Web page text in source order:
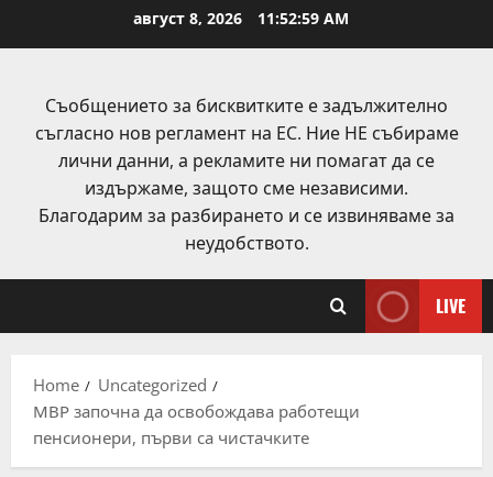
август 8, 2026 11:53:00 AM
Съобщението за бисквитките е задължително
съгласно нов регламент на ЕС. Ние НЕ събираме
лични данни, а рекламите ни помагат да се
издържаме, защото сме независими.
Благодарим за разбирането и се извиняваме за
неудобството.
LIVE
Home
Uncategorized
МВР започна да освобождава работещи
пенсионери, първи са чистачките